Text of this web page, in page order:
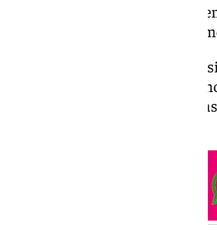
con el programa «Al Cielo» y
declaraciones en los próximos
En el escrito publicado en
encontrarse en un momento
el nuevo misterio del Señor de